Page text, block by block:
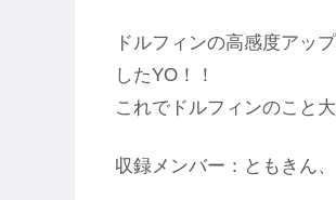
ドルフィンの高感度アッ
したYO！！
これでドルフィンのこと
収録メンバー：ともきん